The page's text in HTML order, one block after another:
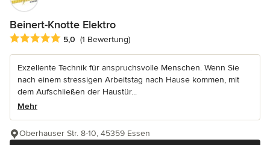
Beinert-Knotte Elektro
Durchschnittliche Bewertung: 5 von 5 Sternen
5,0 (1 Bewertung)
Exzellente Technik für anspruchsvolle Menschen. Wenn Sie
nach einem stressigen Arbeitstag nach Hause kommen, mit
dem Aufschließen der Haustür...
Mehr
Oberhauser Str. 8-10, 45359 Essen